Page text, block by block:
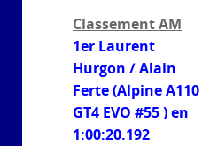
Classement AM
1er Laurent
Hurgon / Alain
Ferte (Alpine A110
GT4 EVO #55 ) en
1:00:20.192